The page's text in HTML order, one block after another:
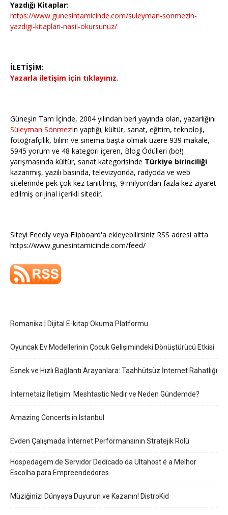
Yazdığı Kitaplar:
https://www.gunesintamicinde.com/suleyman-sonmezin-
yazdigi-kitaplari-nasil-okursunuz/
İLETİŞİM:
Yazarla iletişim için tıklayınız.
Güneşin Tam İçinde, 2004 yılından beri yayında olan, yazarlığını
Süleyman Sönmez‘in yaptığı; kültür, sanat, eğitim, teknoloji,
fotoğrafçılık, bilim ve sinema başta olmak üzere 939 makale,
5945 yorum ve 48 kategori içeren, Blog Ödülleri (bö!)
yarışmasında kültür, sanat kategorisinde Türkiye birinciliği
kazanmış, yazılı basında, televizyonda, radyoda ve web
sitelerinde pek çok kez tanıtılmış, 9 milyon’dan fazla kez ziyaret
edilmiş orijinal içerikli sitedir.
Siteyi Feedly veya Flipboard'a ekleyebilirsiniz RSS adresi altta
https://www.gunesintamicinde.com/feed/
Romanika | Dijital E-kitap Okuma Platformu
Oyuncak Ev Modellerinin Çocuk Gelişimindeki Dönüştürücü Etkisi
Esnek ve Hızlı Bağlantı Arayanlara: Taahhütsüz İnternet Rahatlığı
İnternetsiz İletişim: Meshtastic Nedir ve Neden Gündemde?
Amazing Concerts in Istanbul
Evden Çalışmada İnternet Performansının Stratejik Rolü
Hospedagem de Servidor Dedicado da Ultahost é a Melhor
Escolha para Empreendedores
Müziğinizi Dünyaya Duyurun ve Kazanın! DistroKid